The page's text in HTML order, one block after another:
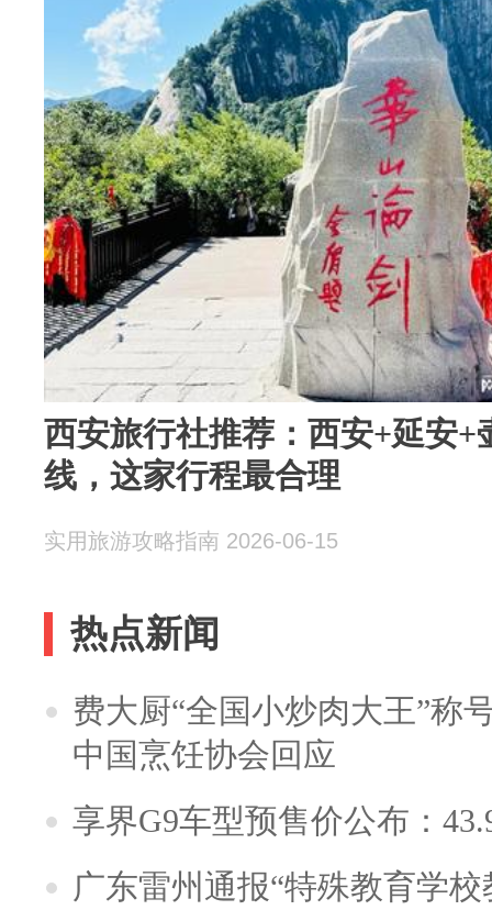
西安旅行社推荐：西安+延安+
线，这家行程最合理
实用旅游攻略指南 2026-06-15
热点新闻
费大厨“全国小炒肉大王”称
中国烹饪协会回应
享界G9车型预售价公布：
广东雷州通报“特殊教育学